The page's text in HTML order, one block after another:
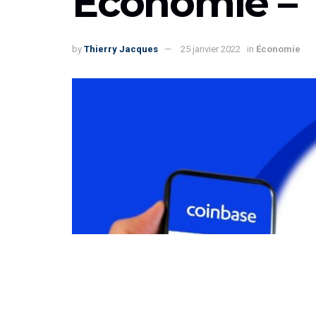
by Thierry Jacques 25 janvier 2022 in Économie